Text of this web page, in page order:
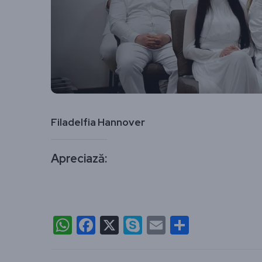
Filadelfia Hannover
Apreciază:
WhatsApp
Facebook
X Skype
Email